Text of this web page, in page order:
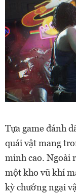
Tựa game đánh
quái vật mang
minh cao. Ngoài
một kho vũ khí
kỳ chướng ngại